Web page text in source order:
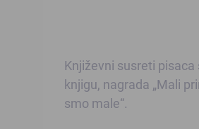
Književni susreti
knjigu, nagrada „Mali
smo male“.